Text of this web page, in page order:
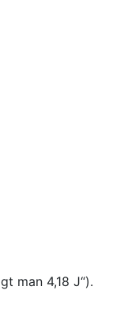
man 4,18 J“).